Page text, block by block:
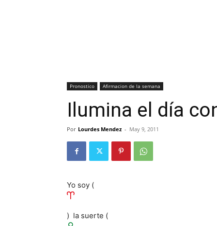
Pronostico Afirmacion de la semana
Ilumina el día
Por Lourdes Mendez - May 9, 2011
Yo soy (
) la suerte (